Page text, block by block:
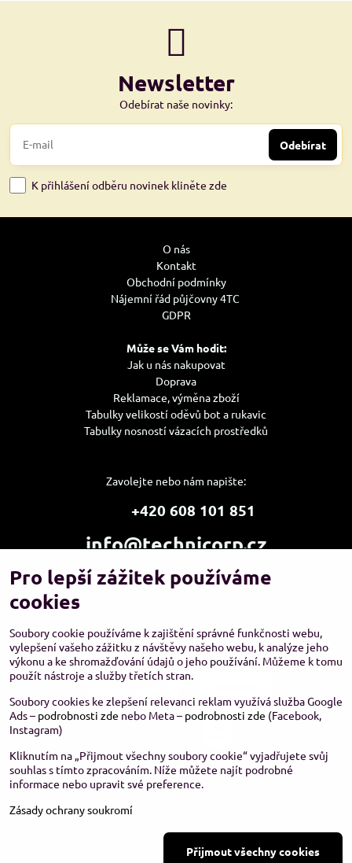
Newsletter
Odebírat naše novinky:
Odebírat
K přihlášení odběru novinek kliněte zde
O nás
Kontakt
Obchodní podmínky
Nájemní řád půjčovny 4TC
GDPR
Může se Vám hodit:
Jak u nás nakupovat
Doprava
Reklamace, výměna zboží
Tabulky velikostí oděvů bot a rukavic
Tabulky nosností vázacích prostředků
Zavolejte nebo nám napište:
+420 608 101 851
info@technicorp.cz
Showroom a výdejní místo:
TECHNICORP ESHOP s.r.o.
Copyright
Pro lepší zážitek používáme
cookies
Soubory cookie používáme k zajištění správné funkčnosti webu,
vylepšení vašeho zážitku z návštěvy našeho webu, k analýze jeho
výkonu a ke shromažďování údajů o jeho používání. Můžeme k tomu
použít nástroje a služby třetích stran.
Soubory cookies ke zlepšení relevanci reklam využívá služba Google
Ads – podrobnosti zde nebo Meta – podrobnosti zde (Facebook,
Instagram)
Kliknutím na „Přijmout všechny soubory cookie“ vyjadřujete svůj
souhlas s tímto zpracováním. Níže můžete najít podrobné
informace nebo upravit své preference.
Zásady ochrany soukromí
Přijmout všechny cookies